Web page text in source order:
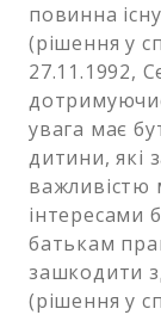
повинна
(рішення у
27.11.1992,
увага має
дитини, які
інтересами
батькам
зашкодити
(рішення у